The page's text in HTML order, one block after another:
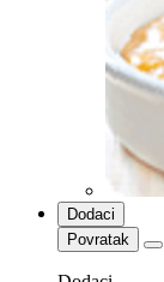
Dodaci
Povratak